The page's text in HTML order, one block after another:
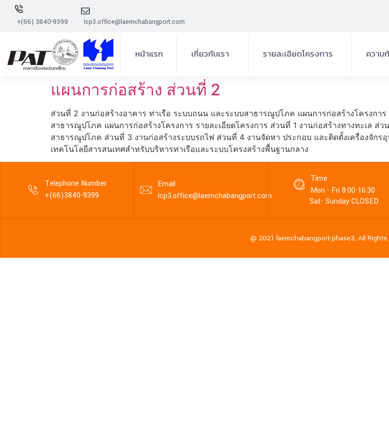
+(66) 3840-9399 Icp3.office@laemchabangport.com
หน้าแรก เกี่ยวกับเรา
ความเป็นมาโครงการ
การบริหารโครงการ
รายละเอียดโครงการ
วัตถุประสงค์
เป้าหมายของโครงการฯ
ความ
แผนการก่อสร้าง ส่วนที่ 2
ส่วนที่ 2 งานก่อสร้างอาคาร ท่าเรือ ระบบถนน และระบบสาธารณูปโภค แผนการก่อสร้างโครงกา
สาธารณูปโภค แผนการก่อสร้างโครงการ รายละเอียดโครงการ ส่วนที่ 1 งานก่อสร้างทางทะเล ส่
สาธารณูปโภค ส่วนที่ 3 งานก่อสร้างระบบรถไฟ ส่วนที่ 4 งานจัดหา ประกอบ และติดตั้งเครื่องจัก
เทคโนโลยีสารสนเทศสำหรับบริหารท่าเรือและระบบโครงสร้างพื้นฐานกลาง
Telephone Number
+(66)3840-9399
Email
Icp3.office@laemchabangport.com
Time
Mon - Fri 8:00-16:30
Sat- Sunday CLOSED
@ 2021 laemchabangport-phase3, All Rights